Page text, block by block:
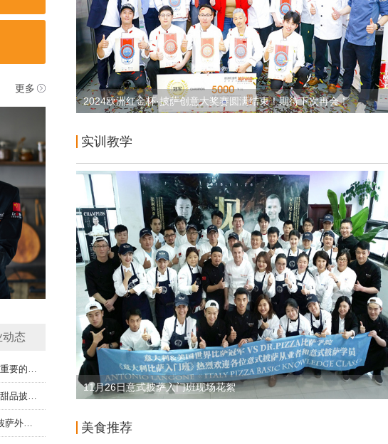
更多
动态
想做好披萨，面团配方是最重要的吗？
门店能上架甜口味披萨吗？甜品披萨适合国人口味吗？
8天可以学到多少产品？除披萨外，第六代披萨创业班还教授这些……
2024欧洲红金杯·披萨创意大奖赛圆满结束！期待下次再会！
实训教学
11月26日意式披萨入门班现场花絮
美食推荐